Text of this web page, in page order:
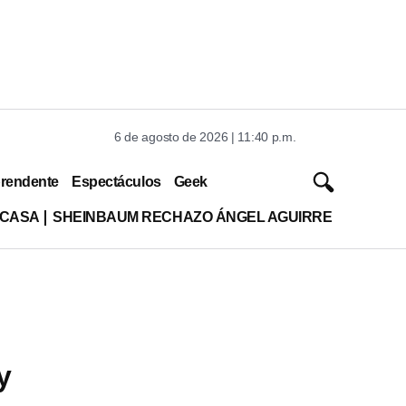
6 de agosto de 2026 | 11:40 p.m.
Espectáculos Geek
SHEINBAUM RECHAZO ÁNGEL AGUIRRE